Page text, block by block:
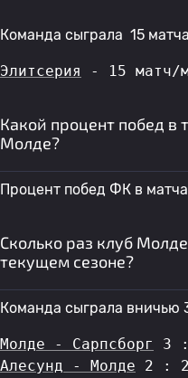
Команда сыграла 15
Элитсерия - 15 матч/
Какой процент побед в
Молде?
Процент побед ФК в
Сколько раз клуб
текущем сезоне?
Команда сыграла вничью
Молде - Сарпсборг
3
Алесунд - Молде 2 : 2